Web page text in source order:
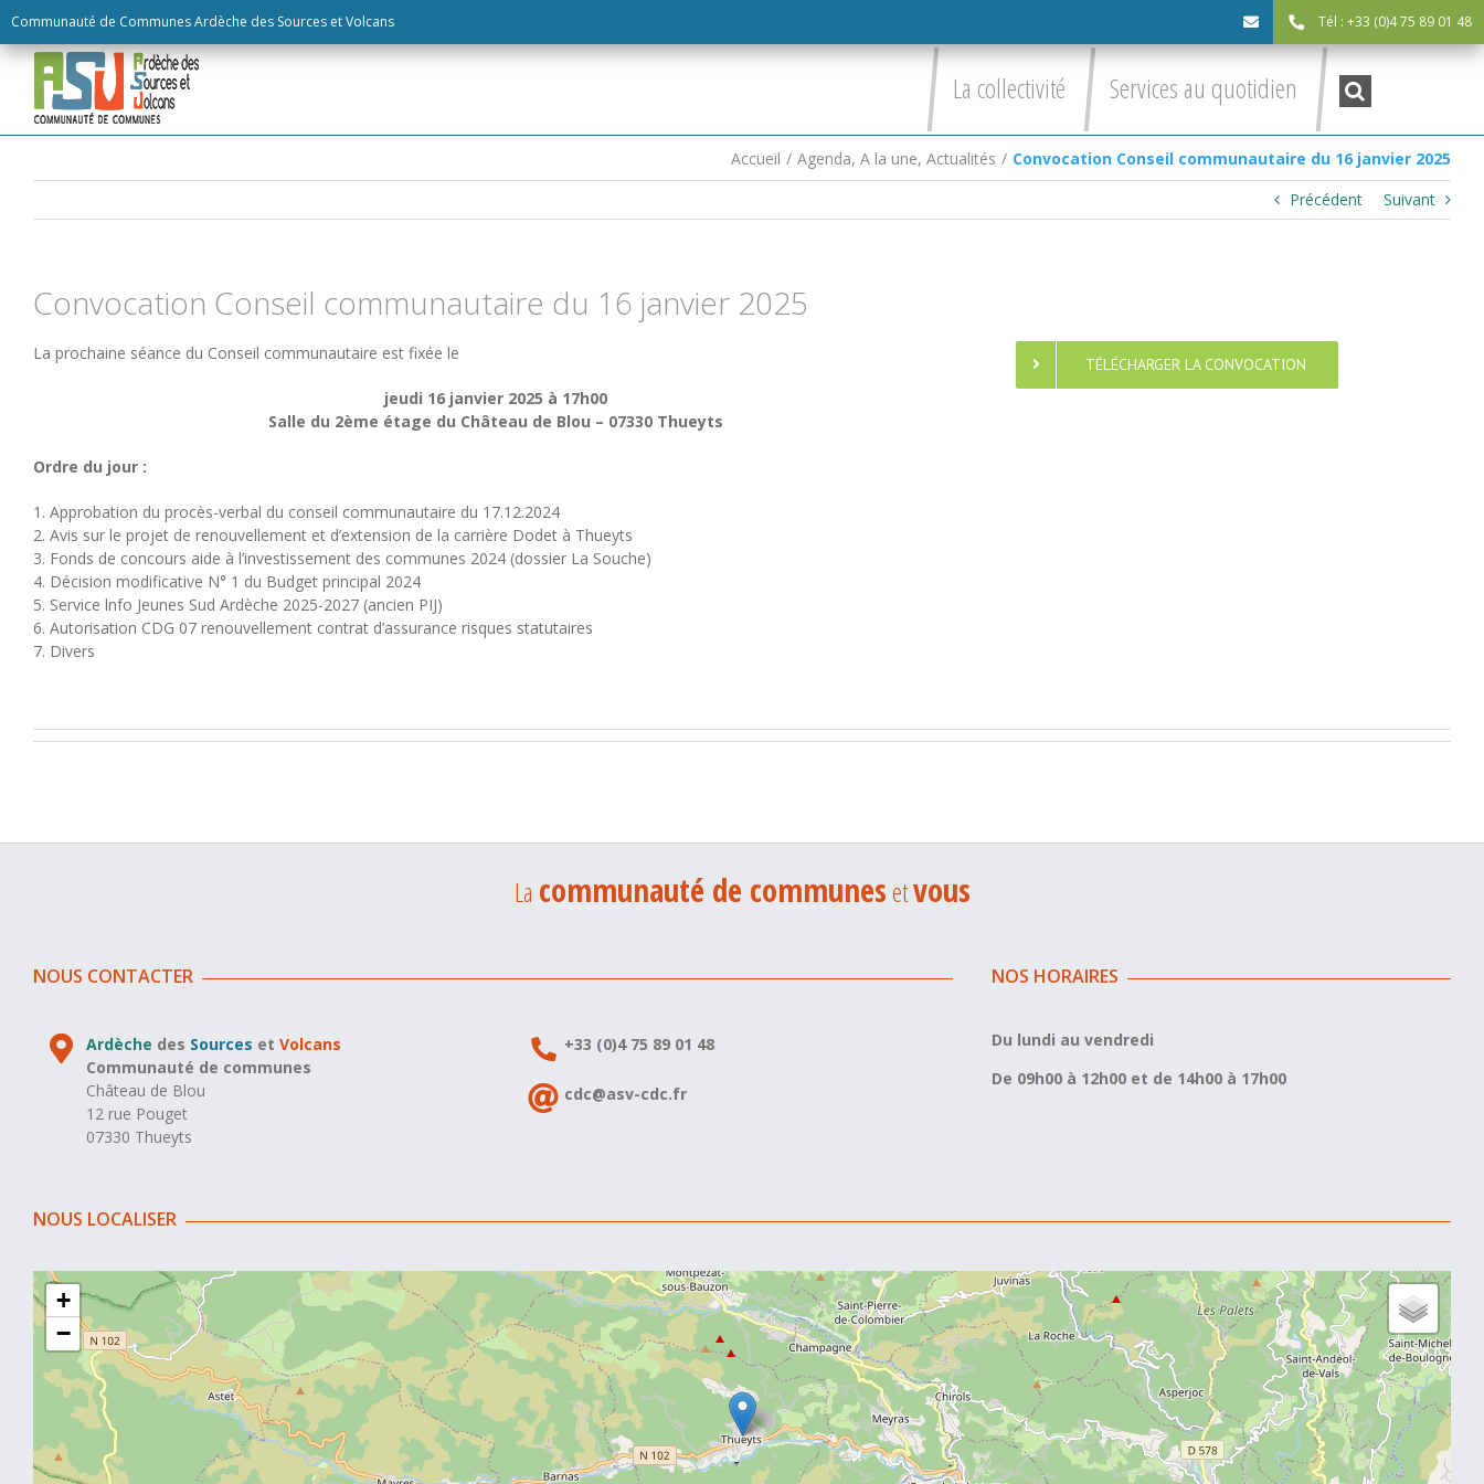
Communauté de Communes Ardèche des Sources et Volcans Tél : +33 (0)4 75 89 01 48
to
content
La collectivité Services au quotidien Recherche
:
Accueil / Agenda, A la une, Actualités / Convocation Conseil communautaire du 16 janvier 2025
Précédent
Suivant
Convocation Conseil communautaire du 16 janvier 2025
La prochaine séance du Conseil communautaire est fixée le
jeudi 16 janvier 2025 à 17h00
Salle du 2ème étage du Château de Blou – 07330 Thueyts
Ordre du jour :
1. Approbation du procès-verbal du conseil communautaire du 17.12.2024
2. Avis sur le projet de renouvellement et d’extension de la carrière Dodet à Thueyts
3. Fonds de concours aide à l’investissement des communes 2024 (dossier La Souche)
4. Décision modificative N° 1 du Budget principal 2024
5. Service lnfo Jeunes Sud Ardèche 2025-2027 (ancien PIJ)
6. Autorisation CDG 07 renouvellement contrat d’assurance risques statutaires
7. Divers
TÉLÉCHARGER LA CONVOCATION
La communauté de communesetvous
NOUS CONTACTER
Ardèche des Sources etVolcans
Communauté de communes
Château de Blou
12 rue Pouget
07330 Thueyts
+33 (0)4 75 89 01 48
cdc@asv-cdc.fr
NOS HORAIRES
Du lundi au vendredi
De 09h00 à 12h00 et de 14h00 à 17h00
NOUS LOCALISER
+
−